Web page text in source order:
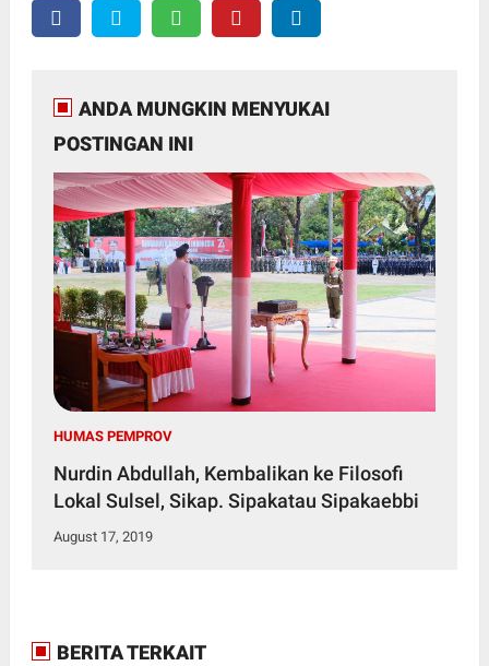
ANDA MUNGKIN MENYUKAI
POSTINGAN INI
HUMAS PEMPROV
Nurdin Abdullah, Kembalikan ke Filosofi
Lokal Sulsel, Sikap. Sipakatau Sipakaebbi
August 17, 2019
BERITA TERKAIT